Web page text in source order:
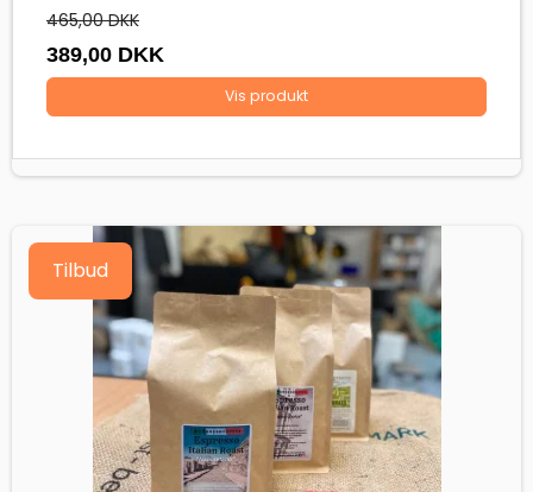
465,00 DKK
389,00 DKK
Vis produkt
Tilbud